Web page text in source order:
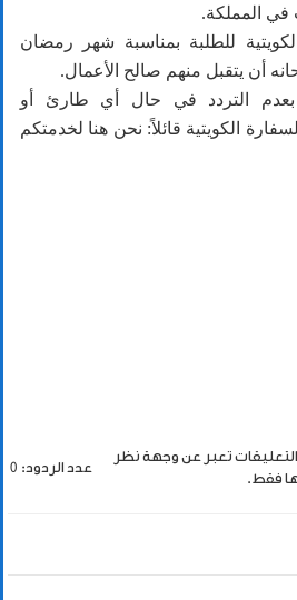
في المملكة.
للطلبة بمناسبة شهر رمضان
أن يتقبل منهم صالح الأعمال.
بعدم التردد في حال أي طارئ أو
الكويتية قائلاً: نحن هنا لخدمتكم
تعبر عن وجهة نظر
فقط.
عدد الردود: 0